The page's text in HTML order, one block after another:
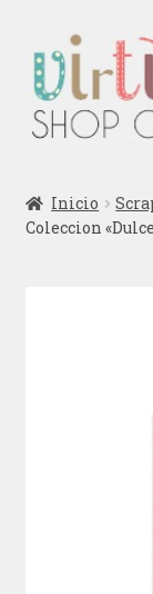
la
navegación
al
contenido
Podcast
Inicio
Coleccion